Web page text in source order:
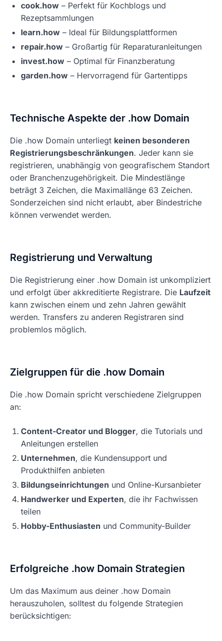
cook.how – Perfekt für Kochblogs und
Rezeptsammlungen
learn.how – Ideal für Bildungsplattformen
repair.how – Großartig für Reparaturanleitungen
invest.how – Optimal für Finanzberatung
garden.how – Hervorragend für Gartentipps
Technische Aspekte der .how Domain
Die .how Domain unterliegt keinen besonderen
Registrierungsbeschränkungen. Jeder kann sie
registrieren, unabhängig von geografischem Standort
oder Branchenzugehörigkeit. Die Mindestlänge
beträgt 3 Zeichen, die Maximallänge 63 Zeichen.
Sonderzeichen sind nicht erlaubt, aber Bindestriche
können verwendet werden.
Registrierung und Verwaltung
Die Registrierung einer .how Domain ist unkompliziert
und erfolgt über akkreditierte Registrare. Die Laufzeit
kann zwischen einem und zehn Jahren gewählt
werden. Transfers zu anderen Registraren sind
problemlos möglich.
Zielgruppen für die .how Domain
Die .how Domain spricht verschiedene Zielgruppen
an:
Content-Creator und Blogger, die Tutorials und
Anleitungen erstellen
Unternehmen, die Kundensupport und
Produkthilfen anbieten
Bildungseinrichtungen und Online-Kursanbieter
Handwerker und Experten, die ihr Fachwissen
teilen
Hobby-Enthusiasten und Community-Builder
Erfolgreiche .how Domain Strategien
Um das Maximum aus deiner .how Domain
herauszuholen, solltest du folgende Strategien
berücksichtigen: